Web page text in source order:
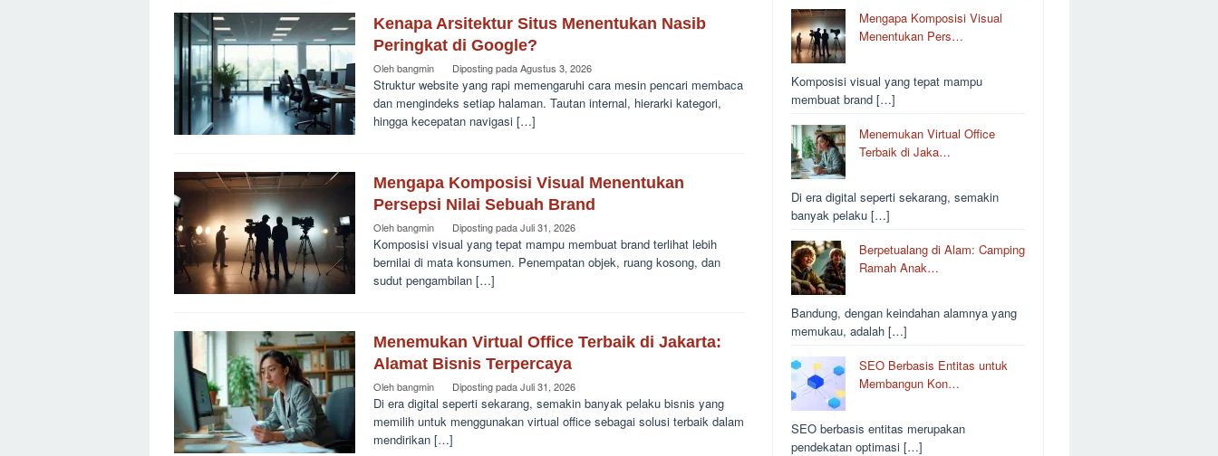
Kenapa Arsitektur Situs Menentukan Nasib
Peringkat di Google?
Olehbangmin Diposting padaAgustus 3, 2026
Struktur website yang rapi memengaruhi cara mesin pencari membaca
dan mengindeks setiap halaman. Tautan internal, hierarki kategori,
hingga kecepatan navigasi […]
Mengapa Komposisi Visual Menentukan
Persepsi Nilai Sebuah Brand
Olehbangmin Diposting padaJuli 31, 2026
Komposisi visual yang tepat mampu membuat brand terlihat lebih
bernilai di mata konsumen. Penempatan objek, ruang kosong, dan
sudut pengambilan […]
Menemukan Virtual Office Terbaik di Jakarta:
Alamat Bisnis Terpercaya
Olehbangmin Diposting padaJuli 31, 2026
Di era digital seperti sekarang, semakin banyak pelaku bisnis yang
memilih untuk menggunakan virtual office sebagai solusi terbaik dalam
mendirikan […]
Mengapa Komposisi Visual
Menentukan Pers…
Komposisi visual yang tepat mampu
membuat brand […]
Menemukan Virtual Office
Terbaik di Jaka…
Di era digital seperti sekarang, semakin
banyak pelaku […]
Berpetualang di Alam: Camping
Ramah Anak…
Bandung, dengan keindahan alamnya yang
memukau, adalah […]
SEO Berbasis Entitas untuk
Membangun Kon…
SEO berbasis entitas merupakan
pendekatan optimasi […]